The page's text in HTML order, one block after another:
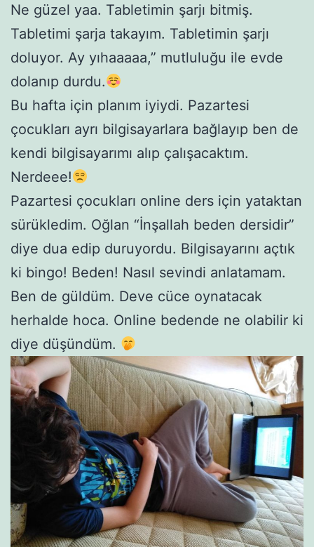
Ne güzel yaa. Tabletimin şarjı bitmiş.
Tabletimi şarja takayım. Tabletimin şarjı
doluyor. Ay yıhaaaaa,” mutluluğu ile evde
dolanıp durdu.
Bu hafta için planım iyiydi. Pazartesi
çocukları ayrı bilgisayarlara bağlayıp ben de
kendi bilgisayarımı alıp çalışacaktım.
Nerdeee!
Pazartesi çocukları online ders için yataktan
sürükledim. Oğlan “İnşallah beden dersidir”
diye dua edip duruyordu. Bilgisayarını açtık
ki bingo! Beden! Nasıl sevindi anlatamam.
Ben de güldüm. Deve cüce oynatacak
herhalde hoca. Online bedende ne olabilir ki
diye düşündüm.